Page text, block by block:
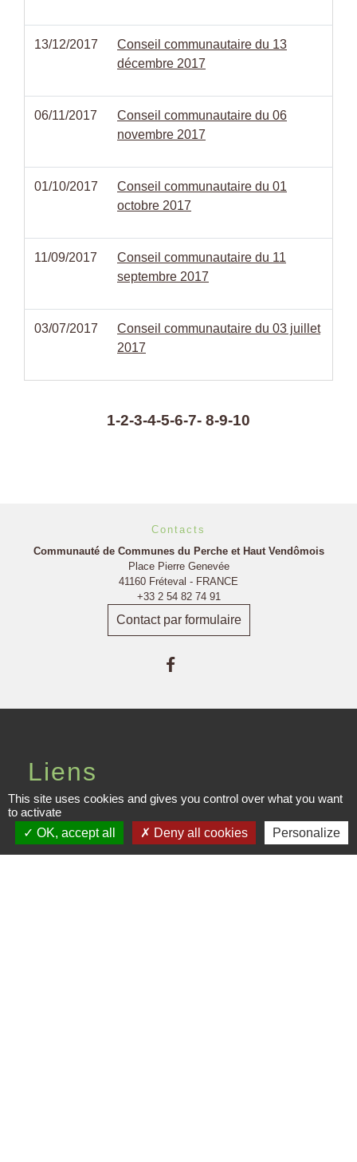
13/12/2017
Conseil communautaire du 13
décembre 2017
06/11/2017
Conseil communautaire du 06
novembre 2017
01/10/2017
Conseil communautaire du 01
octobre 2017
11/09/2017
Conseil communautaire du 11
septembre 2017
03/07/2017
Conseil communautaire du 03 juillet
2017
1-2-3-4-5-6-7- 8-9-10
Contacts
Communauté de Communes du Perche et Haut Vendômois
Place Pierre Genevée
41160 Fréteval - FRANCE
+33 2 54 82 74 91
Contact par formulaire
Liens
Observatoire 41
Service public
This site uses cookies and gives you control over what you want
to activate
OK, accept all
Deny all cookies Personalize